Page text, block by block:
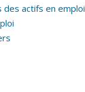
des actifs en emploi